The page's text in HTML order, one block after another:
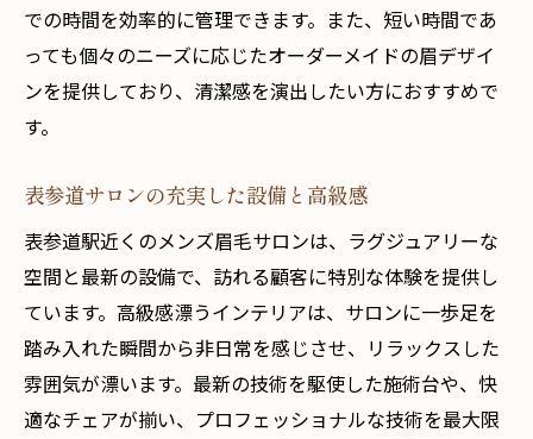
での時間を効率的に管理できます。また、短い時間であ
っても個々のニーズに応じたオーダーメイドの眉デザイ
ンを提供しており、清潔感を演出したい方におすすめで
す。
表参道サロンの充実した設備と高級感
表参道駅近くのメンズ眉毛サロンは、ラグジュアリーな
空間と最新の設備で、訪れる顧客に特別な体験を提供し
ています。高級感漂うインテリアは、サロンに一歩足を
踏み入れた瞬間から非日常を感じさせ、リラックスした
雰囲気が漂います。最新の技術を駆使した施術台や、快
適なチェアが揃い、プロフェッショナルな技術を最大限